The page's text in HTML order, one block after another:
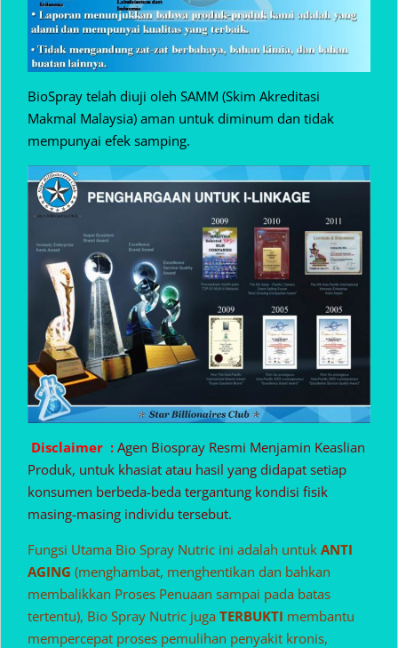
BioSpray telah diuji oleh SAMM (Skim Akreditasi
Makmal Malaysia) aman untuk diminum dan tidak
mempunyai efek samping.
Disclaimer : Agen Biospray Resmi Menjamin Keaslian
Produk, untuk khasiat atau hasil yang didapat setiap
konsumen berbeda-beda tergantung kondisi fisik
masing-masing individu tersebut.
Fungsi Utama Bio Spray Nutric ini adalah untuk ANTI
AGING (menghambat, menghentikan dan bahkan
membalikkan Proses Penuaan sampai pada batas
tertentu), Bio Spray Nutric juga TERBUKTI membantu
mempercepat proses pemulihan penyakit kronis,